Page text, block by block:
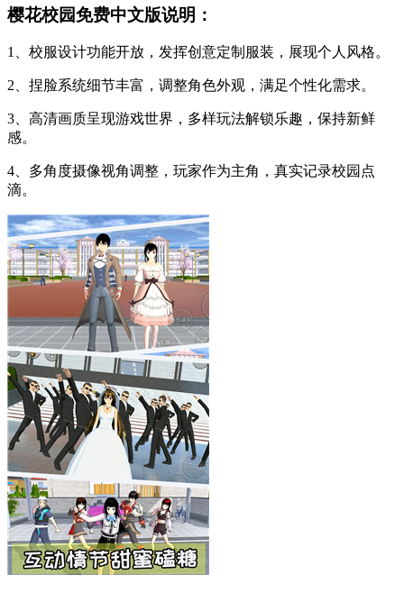
樱花校园免费中文版说明：
1、校服设计功能开放，发挥创意定制服装，展现个人风格。
2、捏脸系统细节丰富，调整角色外观，满足个性化需求。
3、高清画质呈现游戏世界，多样玩法解锁乐趣，保持新鲜
感。
4、多角度摄像视角调整，玩家作为主角，真实记录校园点
滴。